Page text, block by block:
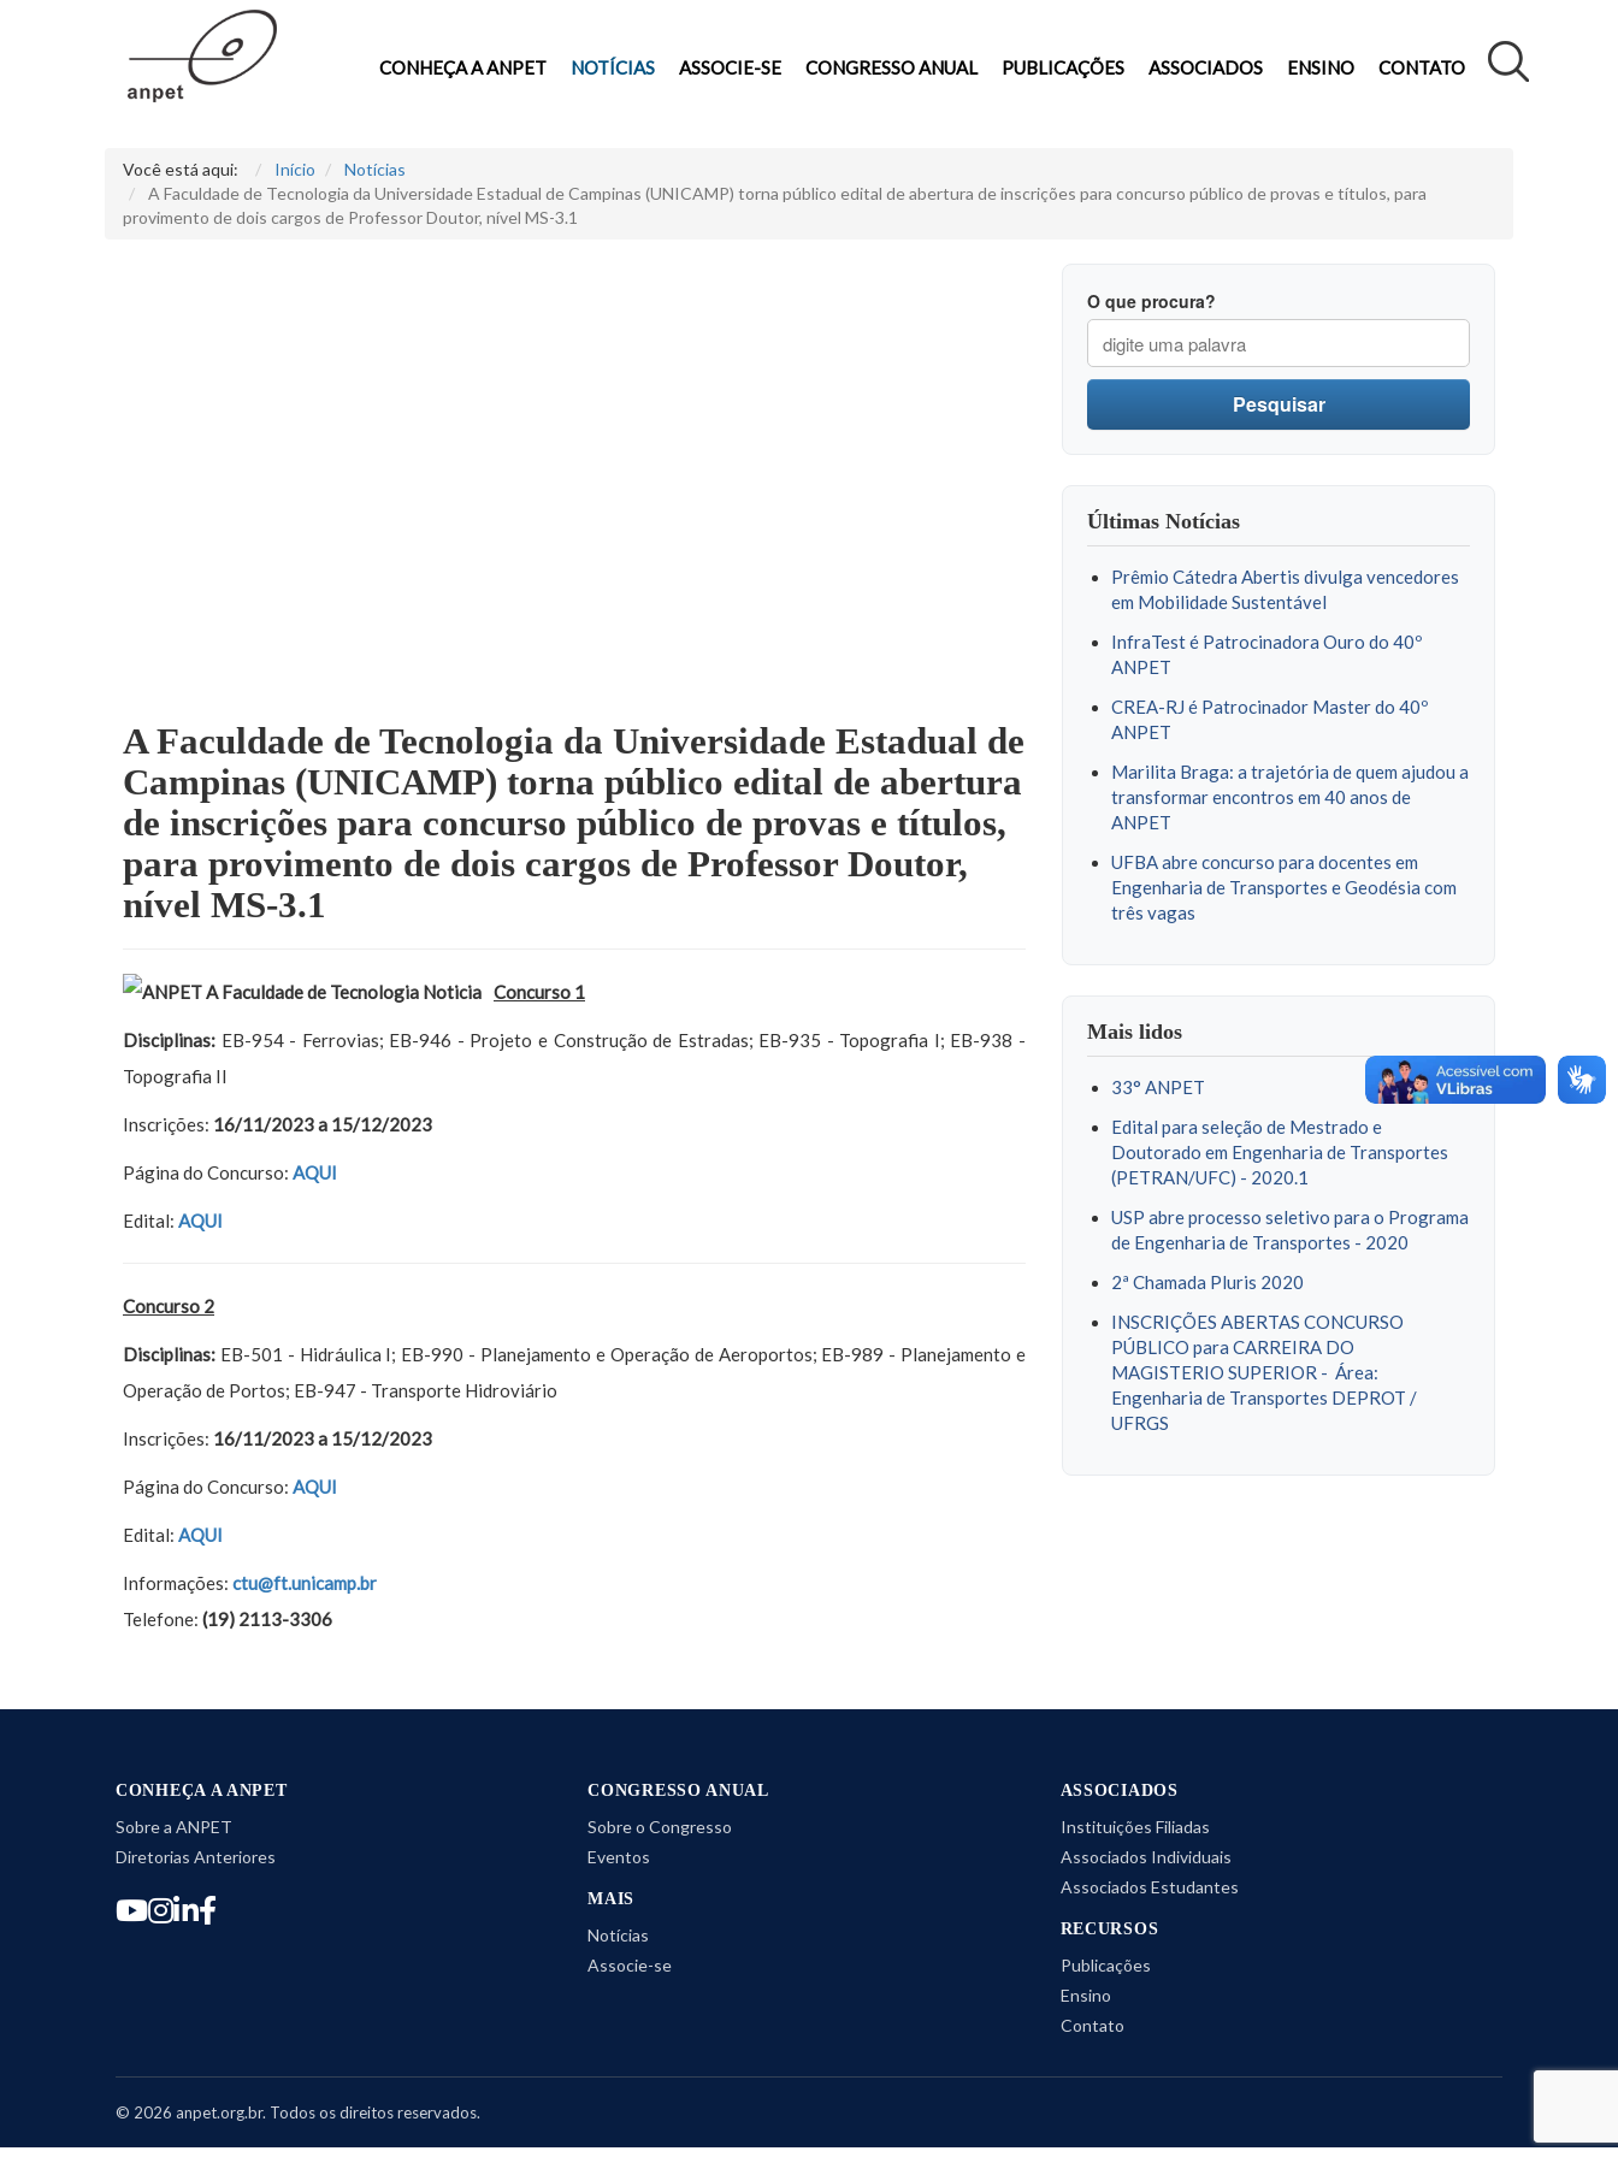
CONHEÇA A ANPET NOTÍCIAS ASSOCIE-SE CONGRESSO ANUAL PUBLICAÇÕES ASSOCIADOS ENSINO CONTATO
Você está aqui: Início
Notícias
A Faculdade de Tecnologia da Universidade Estadual de Campinas (UNICAMP) torna público edital de abertura de inscrições para concurso público de provas e títulos, para
provimento de dois cargos de Professor Doutor, nível MS-3.1
A Faculdade de Tecnologia da Universidade Estadual de
Campinas (UNICAMP) torna público edital de abertura
de inscrições para concurso público de provas e títulos,
para provimento de dois cargos de Professor Doutor,
nível MS-3.1
Concurso 1
Disciplinas: EB-954 - Ferrovias; EB-946 - Projeto e Construção de Estradas; EB-935 - Topografia I; EB-938 -
Topografia II
Inscrições: 16/11/2023 a 15/12/2023
Página do Concurso: AQUI
Edital: AQUI
Concurso 2
Disciplinas: EB-501 - Hidráulica I; EB-990 - Planejamento e Operação de Aeroportos; EB-989 - Planejamento e
Operação de Portos; EB-947 - Transporte Hidroviário
Inscrições: 16/11/2023 a 15/12/2023
Página do Concurso: AQUI
Edital: AQUI
Informações: ctu@ft.unicamp.br
Telefone: (19) 2113-3306
O que procura?
Pesquisar
Últimas Notícias
Prêmio Cátedra Abertis divulga vencedores
em Mobilidade Sustentável
InfraTest é Patrocinadora Ouro do 40º
ANPET
CREA-RJ é Patrocinador Master do 40º
ANPET
Marilita Braga: a trajetória de quem ajudou a
transformar encontros em 40 anos de
ANPET
UFBA abre concurso para docentes em
Engenharia de Transportes e Geodésia com
três vagas
Mais lidos
33° ANPET
Edital para seleção de Mestrado e
Doutorado em Engenharia de Transportes
(PETRAN/UFC) - 2020.1
USP abre processo seletivo para o Programa
de Engenharia de Transportes - 2020
2ª Chamada Pluris 2020
INSCRIÇÕES ABERTAS CONCURSO
PÚBLICO para CARREIRA DO
MAGISTERIO SUPERIOR - Área:
Engenharia de Transportes DEPROT /
UFRGS
CONHEÇA A ANPET
Sobre a ANPET
Diretorias Anteriores
CONGRESSO ANUAL
Sobre o Congresso
Eventos
MAIS
Notícias
Associe-se
ASSOCIADOS
Instituições Filiadas
Associados Individuais
Associados Estudantes
RECURSOS
Publicações
Ensino
Contato
© 2026 anpet.org.br. Todos os direitos reservados.